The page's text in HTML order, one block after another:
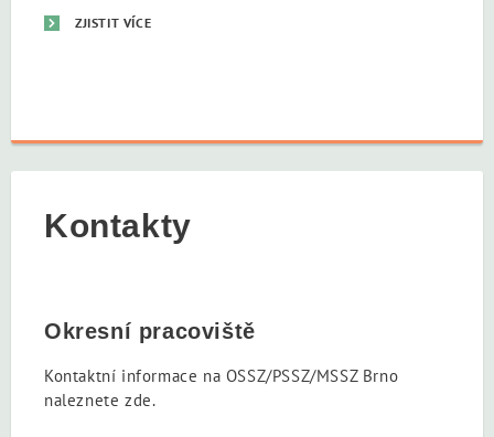
ZJISTIT VÍCE
Kontakty
Okresní pracoviště
Kontaktní informace na OSSZ/PSSZ/MSSZ Brno
naleznete zde.